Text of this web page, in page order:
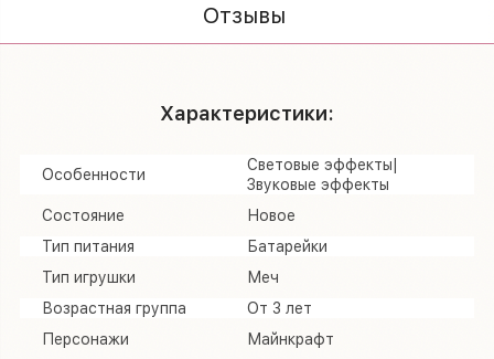
Отзывы
Характеристики:
Особенности
Световые эффекты|
Звуковые эффекты
Состояние
Новое
Тип питания
Батарейки
Тип игрушки
Меч
Возрастная группа
От 3 лет
Персонажи
Майнкрафт